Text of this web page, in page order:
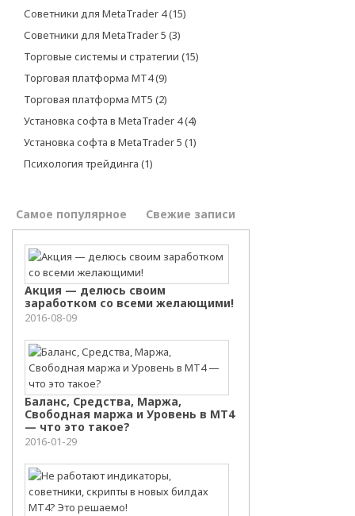
Советники для MetaTrader 4(15)
Советники для MetaTrader 5 (3)
Торговые системы и стратегии (15)
Торговая платформа МТ4(9)
Торговая платформа МТ5 (2)
Установка софта в MetaTrader 4(4)
Установка софта в MetaTrader 5 (1)
Психология трейдинга (1)
Самое популярное Свежие записи
Акция — делюсь своим
заработком со всеми желающими!
2016-08-09
Баланс, Средства, Маржа,
Свободная маржа и Уровень в МТ4
— что это такое?
2016-01-29